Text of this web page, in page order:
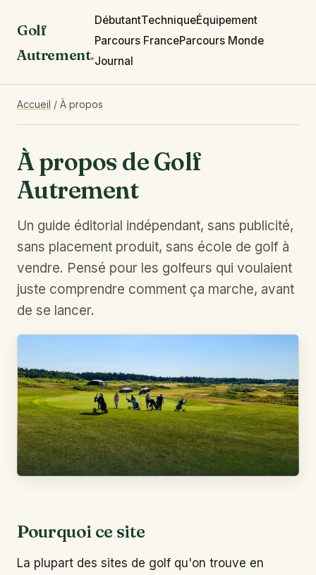
Golf
Autrement.
DébutantTechniqueÉquipement
Parcours FranceParcours Monde
Journal
Accueil / À propos
À propos de Golf
Autrement
Un guide éditorial indépendant, sans publicité,
sans placement produit, sans école de golf à
vendre. Pensé pour les golfeurs qui voulaient
juste comprendre comment ça marche, avant
de se lancer.
Pourquoi ce site
La plupart des sites de golf qu'on trouve en